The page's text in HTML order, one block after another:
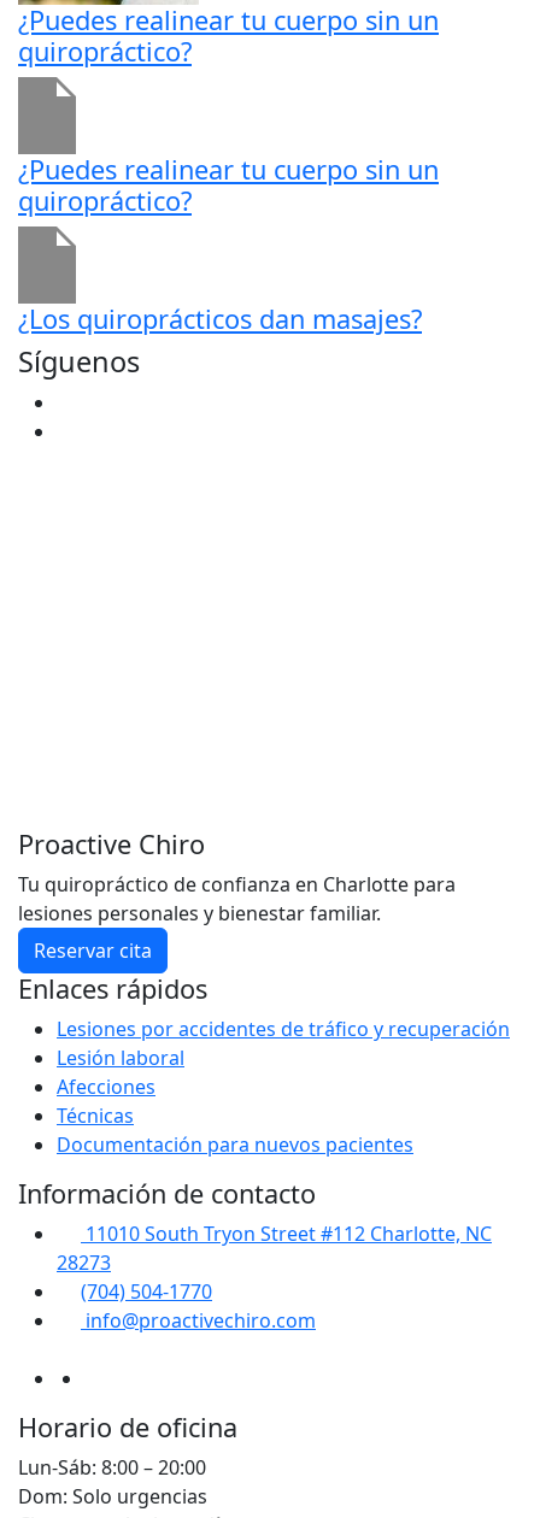
¿Puedes realinear tu cuerpo sin un
quiropráctico?
¿Puedes realinear tu cuerpo sin un
quiropráctico?
¿Los quiroprácticos dan masajes?
Síguenos
Proactive Chiro
Tu quiropráctico de confianza en Charlotte para
lesiones personales y bienestar familiar.
Reservar cita
Enlaces rápidos
Lesiones por accidentes de tráfico y recuperación
Lesión laboral
Afecciones
Técnicas
Documentación para nuevos pacientes
Información de contacto
11010 South Tryon Street #112 Charlotte, NC
28273
(704) 504-1770
info@proactivechiro.com
Horario de oficina
Lun-Sáb: 8:00 – 20:00
Dom: Solo urgencias